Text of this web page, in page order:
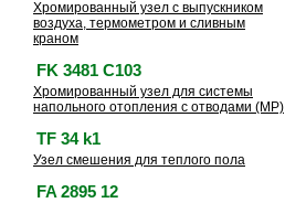
Хромированный узел с выпускником
воздуха, термометром и сливным
краном
FK 3481 C103
Хромированный узел для системы
напольного отопления с отводами (МР)
TF 34 k1
Узел смешения для теплого пола
FA 2895 12